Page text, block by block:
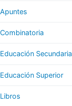
Apuntes
Combinatoria
Educación Secundaria
Educación Superior
Libros